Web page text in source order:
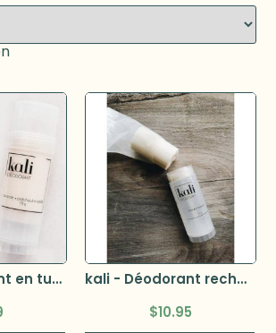
kali - Déodorant en tube 78ml
kali - Déodorant recharge 70g
$10.95